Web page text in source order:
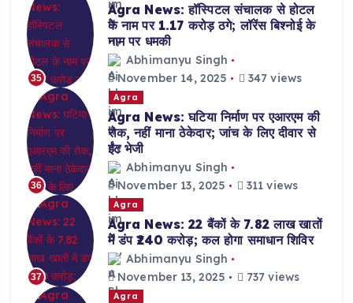
35
Agra News: हॉस्पिटल संचालक से होटल
के नाम पर 1.17 करोड़ ठगे; लॉरेंस बिश्नोई के
नाम पर धमकी
Abhimanyu Singh
November 14, 2025
347 views
36
Agra
Agra News: घटिया निर्माण पर एआरएम की
रोक, नहीं माना ठेकेदार; जांच के लिए दीवार से
ईंट भेजी
Abhimanyu Singh
November 13, 2025
311 views
37
Agra
Agra News: 22 बैंकों के 7.82 लाख खातों
में डंप ₹240 करोड़; कल होगा समाधान शिविर
Abhimanyu Singh
November 13, 2025
737 views
Agra